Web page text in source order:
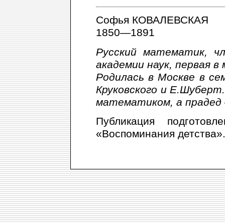
Софья КОВАЛЕВСКАЯ
1850—1891
Русский математик,
академии наук, первая
Родилась в Москве в
Круковского и
математиком, а
Публикация
«Воспоминания